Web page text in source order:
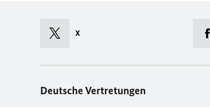
X
Deutsche Vertretungen